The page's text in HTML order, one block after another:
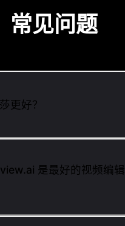
常见问题
更好？
是最好的视频编辑